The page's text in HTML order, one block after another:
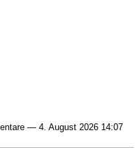
— 4. August 2026 14:07